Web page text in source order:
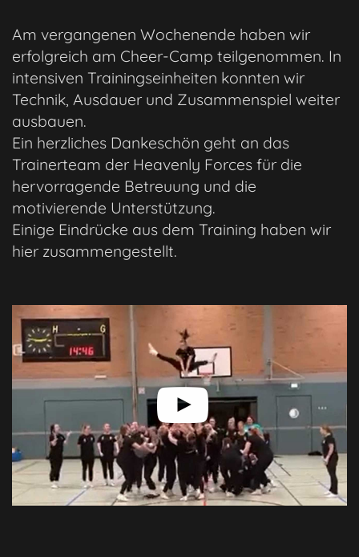
Am vergangenen Wochenende haben wir
erfolgreich am Cheer-Camp teilgenommen. In
intensiven Trainingseinheiten konnten wir
Technik, Ausdauer und Zusammenspiel weiter
ausbauen.
Ein herzliches Dankeschön geht an das
Trainerteam der Heavenly Forces für die
hervorragende Betreuung und die
motivierende Unterstützung.
Einige Eindrücke aus dem Training haben wir
hier zusammengestellt.